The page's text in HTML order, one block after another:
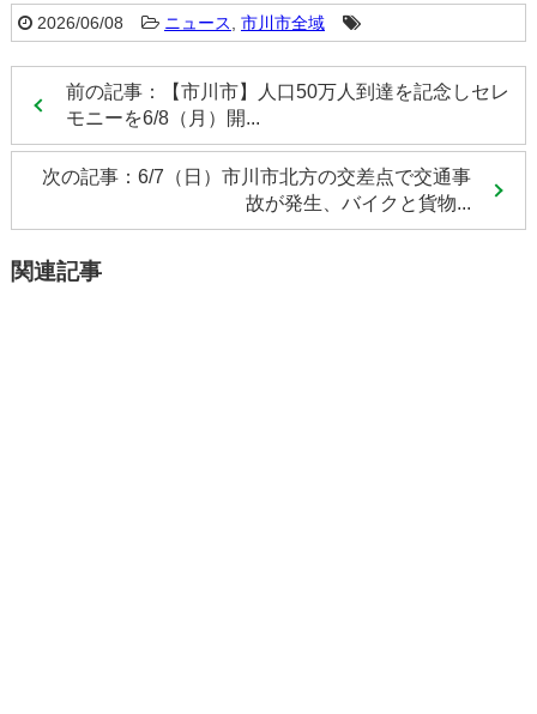
2026/06/08 ニュース 市川市全域
前の記事：【市川市】人口50万人到達を記念しセレ
モニーを6/8（月）開...
次の記事：6/7（日）市川市北方の交差点で交通事
故が発生、バイクと貨物...
関連記事